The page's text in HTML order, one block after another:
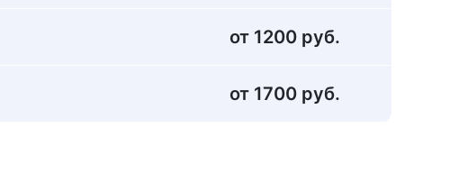
от 1200 руб.
от 1700 руб.